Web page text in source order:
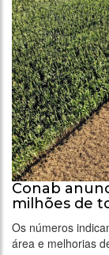
Conab
milhões de
Os números
área e melhorias